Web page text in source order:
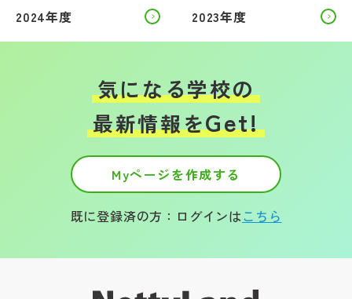
2024年度 2023年度
気になる学校の
最新情報をGet!
Myページを作成する
既に登録済の方：ログインはこちら